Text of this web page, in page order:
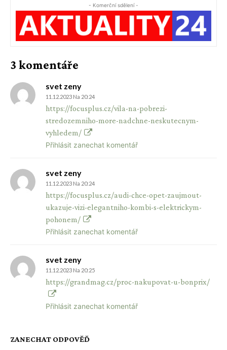
- Komerční sdělení -
3 komentáře
svet zeny
11.12.2023 Na 20:24
https://focusplus.cz/vila-na-pobrezi-
stredozemniho-more-nadchne-neskutecnym-
vyhledem/
Přihlásit zanechat komentář
svet zeny
11.12.2023 Na 20:24
https://focusplus.cz/audi-chce-opet-zaujmout-
ukazuje-vizi-elegantniho-kombi-s-elektrickym-
pohonem/
Přihlásit zanechat komentář
svet zeny
11.12.2023 Na 20:25
https://grandmag.cz/proc-nakupovat-u-bonprix/
Přihlásit zanechat komentář
ZANECHAT ODPOVĚĎ